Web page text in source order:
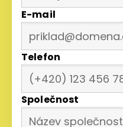
E-mail
Telefon
Společnost